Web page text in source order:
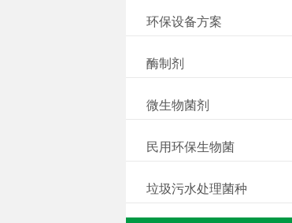
环保设备方案
酶制剂
微生物菌剂
民用环保生物菌
垃圾污水处理菌种